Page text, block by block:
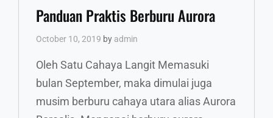
Links
Panduan Praktis Berburu Aurora
October 10, 2019 by admin
Oleh Satu Cahaya Langit Memasuki
bulan September, maka dimulai juga
musim berburu cahaya utara alias Aurora